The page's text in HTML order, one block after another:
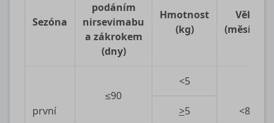
Sezóna
podáním
nirsevimabu
a zákrokem
(dny)
Hmotnost
(kg)
Věk
(měsíce)
první
≤90
<5
<8
>5